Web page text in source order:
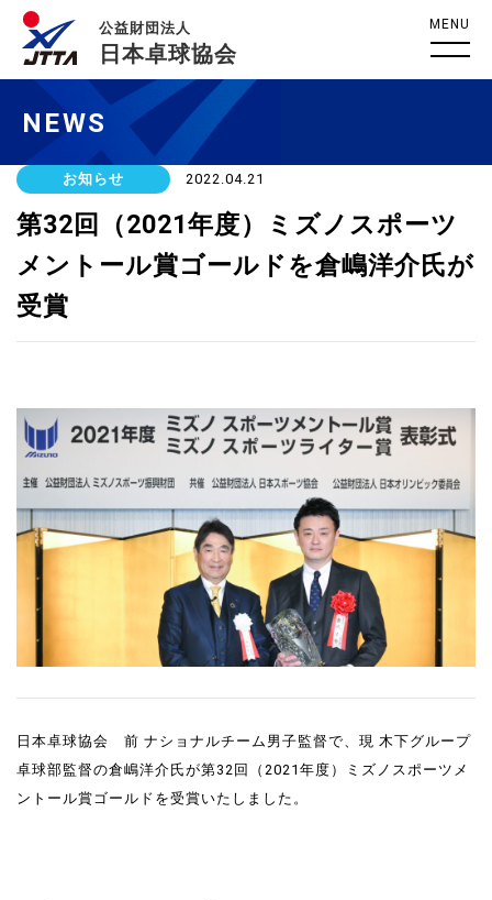
公益財団法人
日本卓球協会
MENU
NEWS
お知らせ 2022.04.21
第32回（2021年度）ミズノスポーツ
メントール賞ゴールドを倉嶋洋介氏が
受賞
日本卓球協会 前 ナショナルチーム男子監督で、現 木下グループ
卓球部監督の倉嶋洋介氏が第32回（2021年度）ミズノスポーツメ
ントール賞ゴールドを受賞いたしました。